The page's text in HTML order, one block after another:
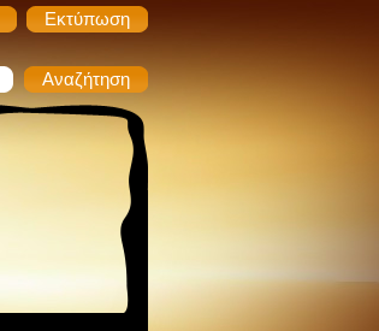
Εκτύπωση